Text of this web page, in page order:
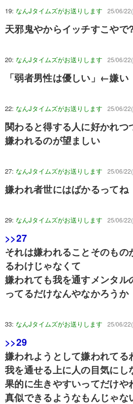
19: なんJタイムズがお送りします 25/06/
天邪鬼やからイッチすこやで
20: なんJタイムズがお送りします 25/06/
「弱者男性は優しい」←嫌い
22: なんJタイムズがお送りします 25/06/
関わると得する人に好かれつ
嫌われるのが望ましい
27: なんJタイムズがお送りします 25/06/
嫌われ者世にはばかるってね
29: なんJタイムズがお送りします 25/06/
>>27
それは嫌われることそのもの
るわけじゃなくて
嫌われても我を通すメンタル
ってるだけなんやなかろうか
33: なんJタイムズがお送りします 25/06/
>>29
嫌われようとして嫌われてる
我を通せる上に人の目気にし
果的に生きやすいってだけや
真似できるようなもんじゃな